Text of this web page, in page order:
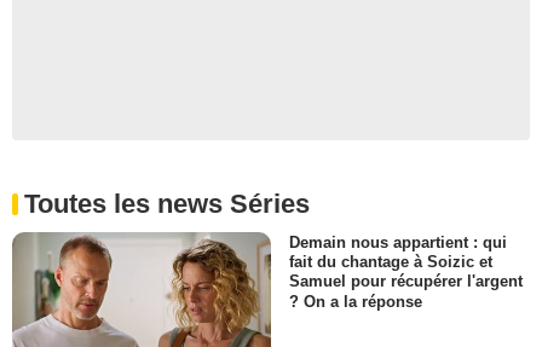
Toutes les news Séries
Demain nous appartient : qui
fait du chantage à Soizic et
Samuel pour récupérer l'argent
? On a la réponse